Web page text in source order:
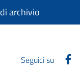
archivio
Seguici su